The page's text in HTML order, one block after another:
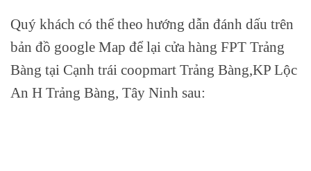
Quý khách có thể theo hướng dẫn đánh dấu trên
bản đồ google Map để lại cửa hàng FPT Trảng
Bàng tại Cạnh trái coopmart Trảng Bàng,KP Lộc
An H Trảng Bàng, Tây Ninh sau: